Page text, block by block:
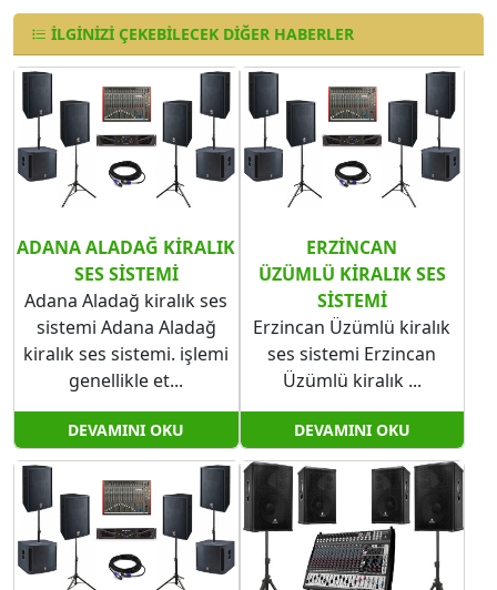
İLGINIZI ÇEKEBILECEK DIĞER HABERLER
ADANA ALADAĞ KIRALIK
SES SISTEMI
Adana Aladağ kiralık ses
sistemi Adana Aladağ
kiralık ses sistemi. işlemi
genellikle et...
DEVAMINI OKU
ERZINCAN
ÜZÜMLÜ KIRALIK SES
SISTEMI
Erzincan Üzümlü kiralık
ses sistemi Erzincan
Üzümlü kiralık ...
DEVAMINI OKU